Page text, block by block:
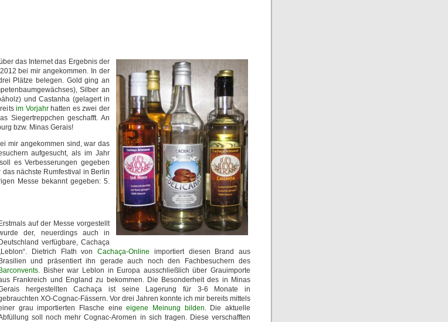
das Internet das Ergebnis der
2012 bei mir angekommen. In der
Plätze belegen. Gold ging an
Silber an
und Castanha (gelagert in
im Vorjahrhatten es zwei der
Siegertreppchen geschafft. An
bzw. Minas Gerais!
mir angekommen sind, war das
aufgesucht, als im Jahr
es Verbesserungen gegeben
nächste Rumfestival in Berlin
Messe bekannt gegeben: 5.
Erstmals auf der Messe vorgestellt
der, neuerdings auch in
Deutschland verfügbare, Cachaça
Dietrich Flath von Cachaça-Online importiert diesen Brand aus
Brasilien und präsentiert ihn gerade auch noch den Fachbesuchern des
Barconvents. Bisher war Leblon in Europa ausschließlich über Grauimporte
Frankreich und England zu bekommen. Die Besonderheit des in Minas
hergestellten Cachaça ist seine Lagerung für 3-6 Monate in
XO-Cognac-Fässern. Vor drei Jahren konnte ich mir bereits mittels
grau importierten Flasche eineeigene Meinung bilden. Die aktuelle
soll noch mehr Cognac-Aromen in sich tragen. Diese verschafften